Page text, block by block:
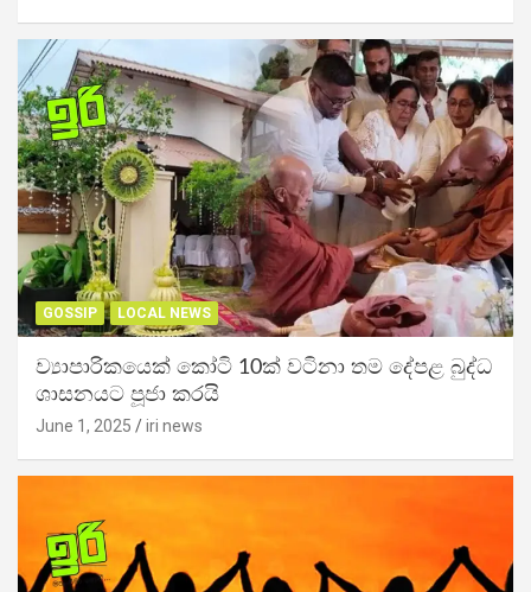
GOSSIP LOCAL NEWS
ව්‍යාපාරිකයෙක් කෝටි 10ක් වටිනා තම දේපළ බුද්ධ
ශාසනයට පූජා කරයි
June 1, 2025 iri news